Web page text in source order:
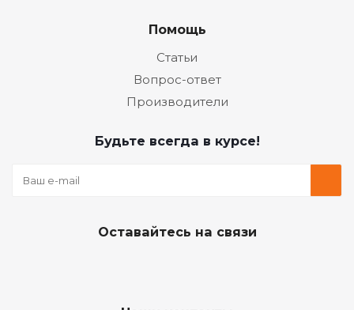
Помощь
Статьи
Вопрос-ответ
Производители
Будьте всегда в курсе!
Оставайтесь на связи